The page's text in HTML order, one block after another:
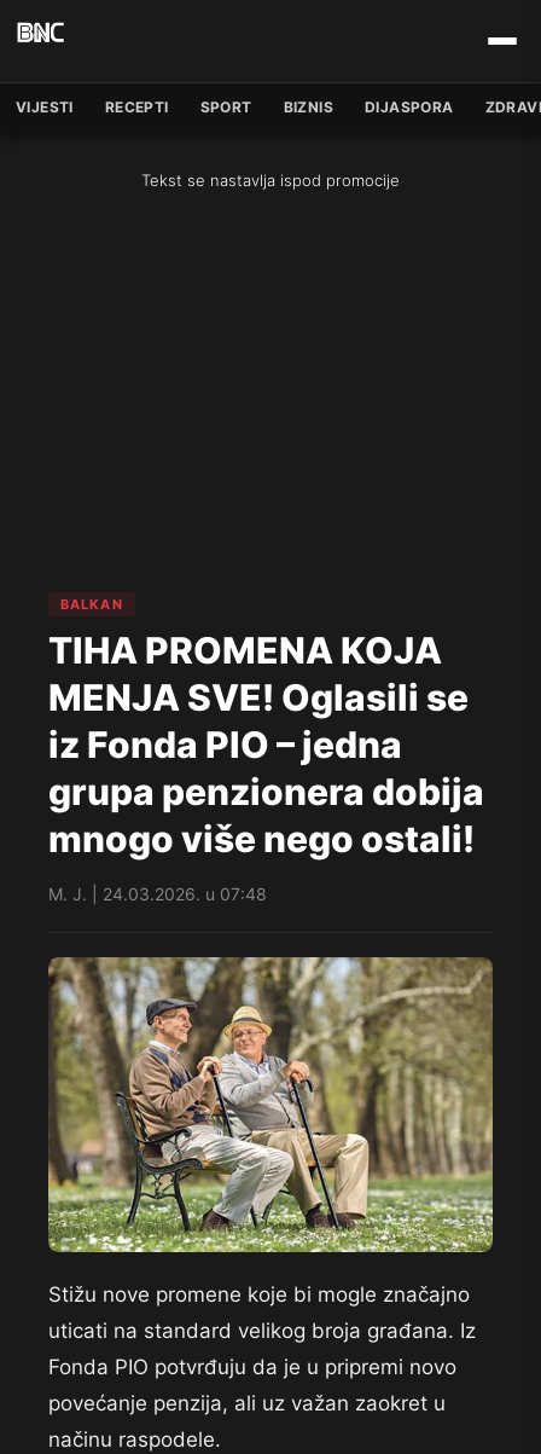
VIJESTI RECEPTI SPORT BIZNIS DIJASPORA
Tekst se nastavlja ispod promocije
BALKAN
TIHA PROMENA KOJA
MENJA SVE! Oglasili se
iz Fonda PIO – jedna
grupa penzionera dobija
mnogo više nego ostali!
M. J. | 24.03.2026. u 07:48
Stižu nove promene koje bi mogle značajno
uticati na standard velikog broja građana. Iz
Fonda PIO potvrđuju da je u pripremi novo
povećanje penzija, ali uz važan zaokret u
načinu raspodele.